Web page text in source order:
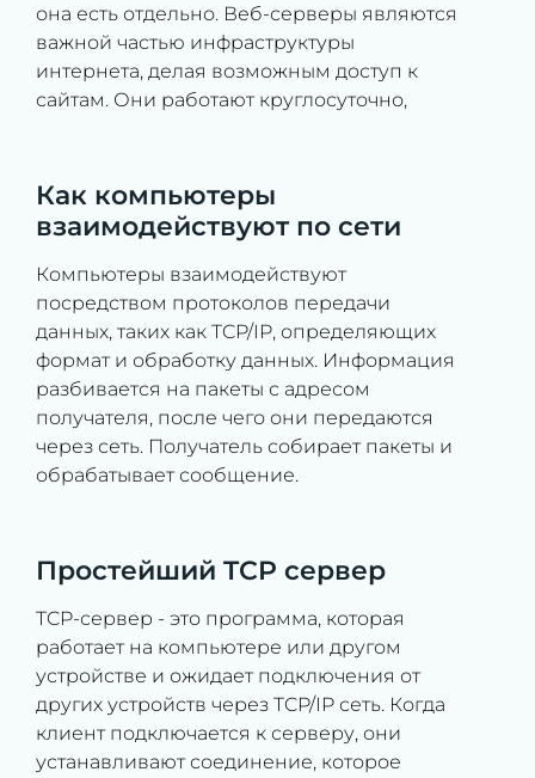
она есть отдельно. Веб-серверы являются
важной частью инфраструктуры
интернета, делая возможным доступ к
сайтам. Они работают круглосуточно,
Как компьютеры
взаимодействуют по сети
Компьютеры взаимодействуют
посредством протоколов передачи
данных, таких как TCP/IP, определяющих
формат и обработку данных. Информация
разбивается на пакеты с адресом
получателя, после чего они передаются
через сеть. Получатель собирает пакеты и
обрабатывает сообщение.
Простейший TCP сервер
TCP-сервер - это программа, которая
работает на компьютере или другом
устройстве и ожидает подключения от
других устройств через TCP/IP сеть. Когда
клиент подключается к серверу, они
устанавливают соединение, которое